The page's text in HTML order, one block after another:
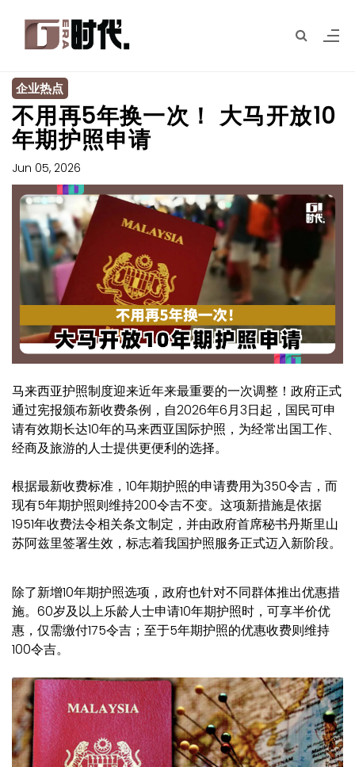
企业热点
不用再5年换一次！ 大马开放10
年期护照申请
Jun 05, 2026
马来西亚护照制度迎来近年来最重要的一次调整！政府正式
通过宪报颁布新收费条例，自2026年6月3日起，国民可申
请有效期长达10年的马来西亚国际护照，为经常出国工作、
经商及旅游的人士提供更便利的选择。
根据最新收费标准，10年期护照的申请费用为350令吉，而
现有5年期护照则维持200令吉不变。这项新措施是依据
1951年收费法令相关条文制定，并由政府首席秘书丹斯里山
苏阿兹里签署生效，标志着我国护照服务正式迈入新阶段。
除了新增10年期护照选项，政府也针对不同群体推出优惠措
施。60岁及以上乐龄人士申请10年期护照时，可享半价优
惠，仅需缴付175令吉；至于5年期护照的优惠收费则维持
100令吉。